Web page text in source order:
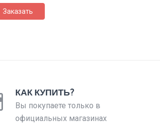
Заказать
КАК КУПИТЬ?
Вы покупаете только в
официальных магазинах